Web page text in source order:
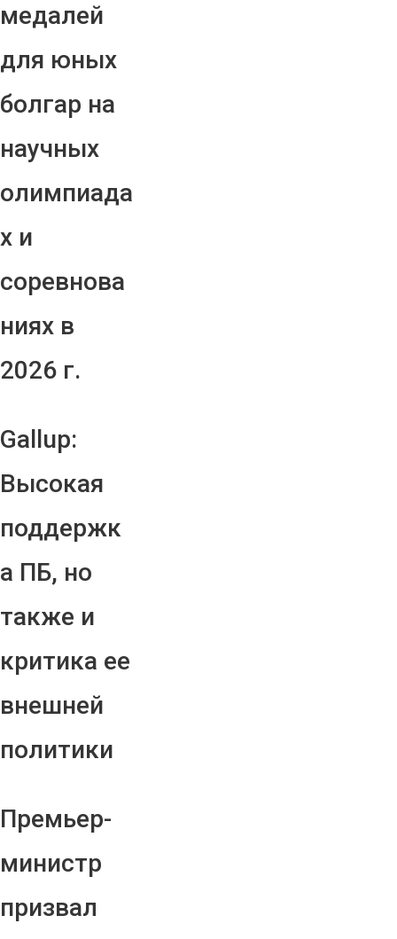
медалей
для юных
болгар на
научных
олимпиада
х и
соревнова
ниях в
2026 г.
Gallup:
Высокая
поддержк
а ПБ, но
также и
критика ее
внешней
политики
Премьер-
министр
призвал